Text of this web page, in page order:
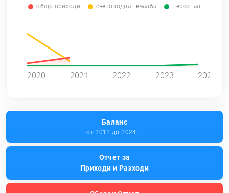
общо приходи счетоводна печалба персонал
2020 2021 2022 2023 2024
Баланс
от 2012 до 2024 г.
Отчет за
Приходи и Разходи